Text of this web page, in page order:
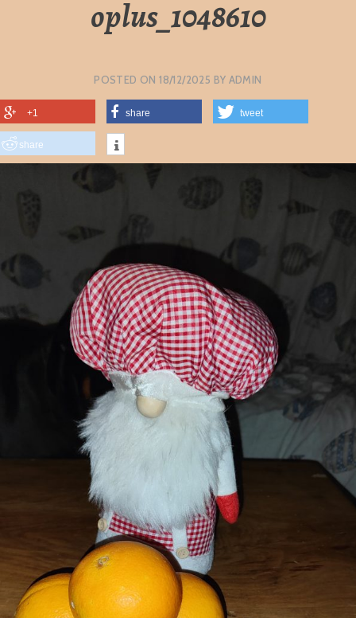
oplus_1048610
POSTED ON18/12/2025 BY ADMIN
+1 share tweet
share